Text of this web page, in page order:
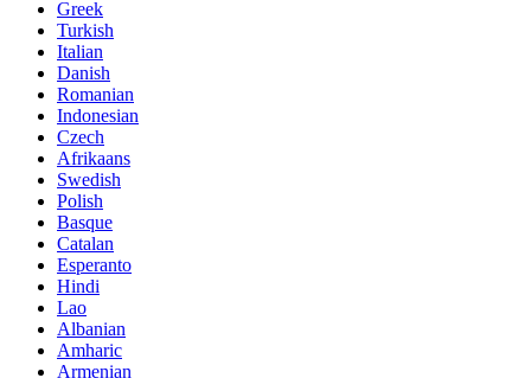
Greek
Turkish
Italian
Danish
Romanian
Indonesian
Czech
Afrikaans
Swedish
Polish
Basque
Catalan
Esperanto
Hindi
Lao
Albanian
Amharic
Armenian